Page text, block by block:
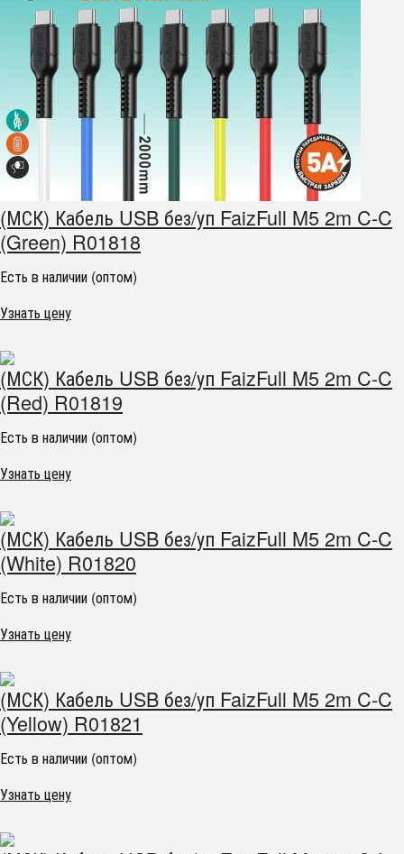
(МСК) Кабель USB без/уп FaizFull M5 2m C-C
(Green) R01818
Есть в наличии (оптом)
Узнать цену
(МСК) Кабель USB без/уп FaizFull M5 2m C-C
(Red) R01819
Есть в наличии (оптом)
Узнать цену
(МСК) Кабель USB без/уп FaizFull M5 2m C-C
(White) R01820
Есть в наличии (оптом)
Узнать цену
(МСК) Кабель USB без/уп FaizFull M5 2m C-C
(Yellow) R01821
Есть в наличии (оптом)
Узнать цену